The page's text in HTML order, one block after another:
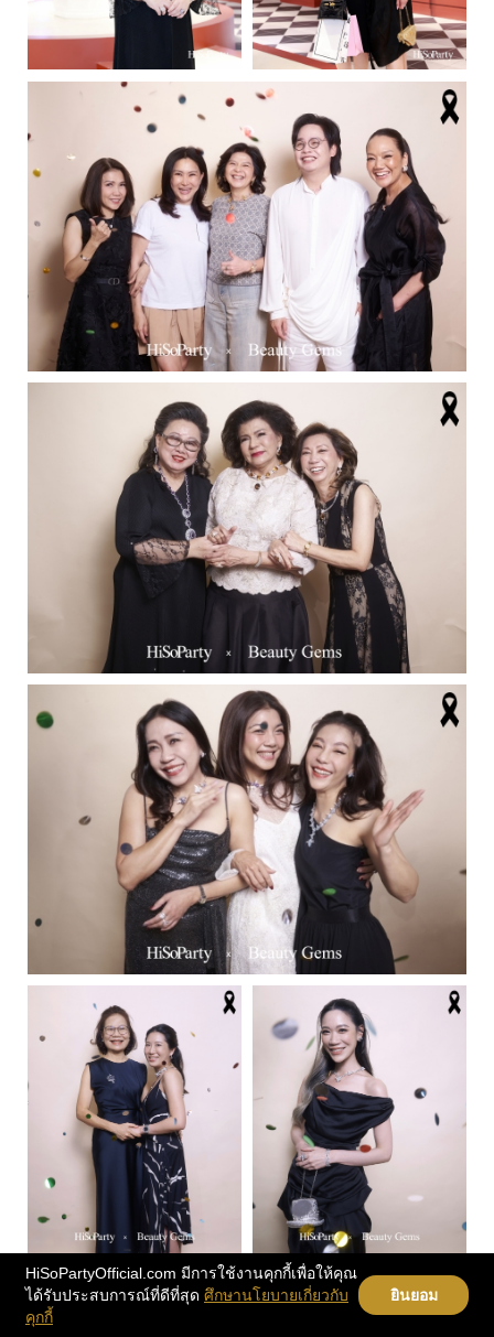
HiSoPartyOfficial.com มีการใช้งานคุกกี้เพื่อให้คุณ
ได้รับประสบการณ์ที่ดีที่สุด ศึกษานโยบายเกี่ยวกับ
คุกกี้
ยินยอม